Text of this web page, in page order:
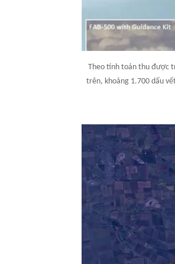
Theo tính toán thu được
trên, khoảng 1.700 dấu